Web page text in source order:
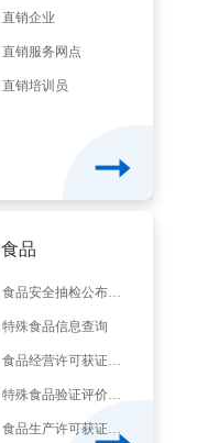
直销企业
直销服务网点
直销培训员
食品
食品安全抽检公布结果查询系统
特殊食品信息查询
食品经营许可获证企业信息查询
特殊食品验证评价技术机构网上备案
食品生产许可获证企业信息查询